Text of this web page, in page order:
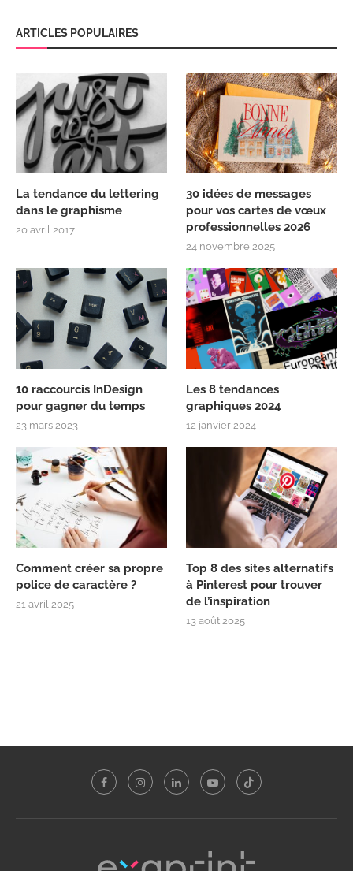
ARTICLES POPULAIRES
La tendance du lettering
dans le graphisme
20 avril 2017
30 idées de messages
pour vos cartes de vœux
professionnelles 2026
24 novembre 2025
10 raccourcis InDesign
pour gagner du temps
23 mars 2023
Les 8 tendances
graphiques 2024
12 janvier 2024
Comment créer sa propre
police de caractère ?
21 avril 2025
Top 8 des sites alternatifs
à Pinterest pour trouver
de l’inspiration
13 août 2025